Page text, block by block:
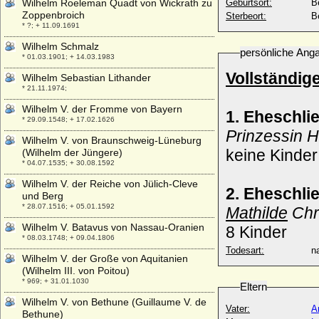
Geburtsort:
Sterbeort:
persönliche
1.
Prinzessin
keine
2.
Mathilde
8 Kinder
Todesart:
Eltern
Vater:
Wilhelm Roeleman Quadt von Wickrath zu
Zoppenbroich
* ?; + 11.09.1691
Wilhelm Schmalz
* 01.03.1901; + 14.03.1983
Wilhelm Sebastian Lithander
* 21.11.1974;
Wilhelm V. der Fromme von Bayern
* 29.09.1548; + 17.02.1626
Wilhelm V. von Braunschweig-Lüneburg
(Wilhelm der Jüngere)
* 04.07.1535; + 30.08.1592
Wilhelm V. der Reiche von Jülich-Cleve
und Berg
* 28.07.1516; + 05.01.1592
Wilhelm V. Batavus von Nassau-Oranien
* 08.03.1748; + 09.04.1806
Wilhelm V. der Große von Aquitanien
(Wilhelm III. von Poitou)
* 969; + 31.01.1030
Wilhelm V. von Bethune (Guillaume V. de
Bethune)